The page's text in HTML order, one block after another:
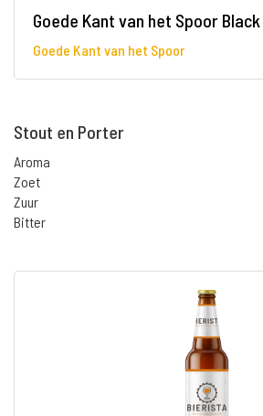
Goede Kant van het Spoor
Goede Kant van het Spoor
Stout en Porter
Aroma
Zoet
Zuur
Bitter